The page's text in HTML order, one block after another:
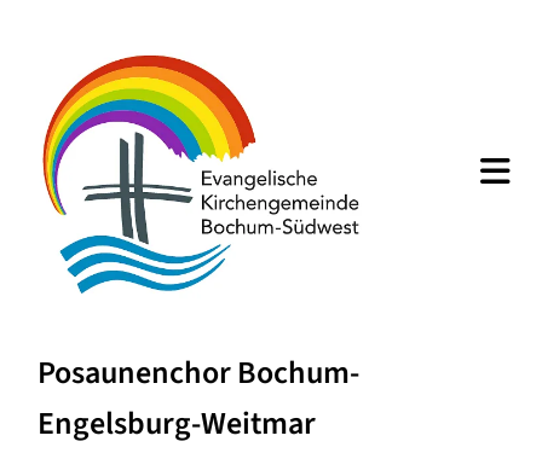
Posaunenchor Bochum-
Engelsburg-Weitmar